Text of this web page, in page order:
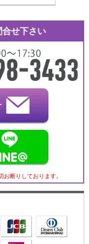
合せ下さい
断りしております。